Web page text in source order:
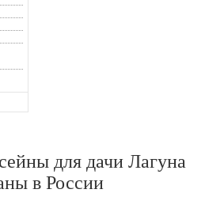
для дачи Лагуна
в России